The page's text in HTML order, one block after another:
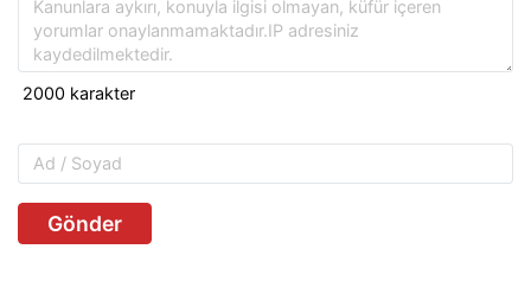
Gönder